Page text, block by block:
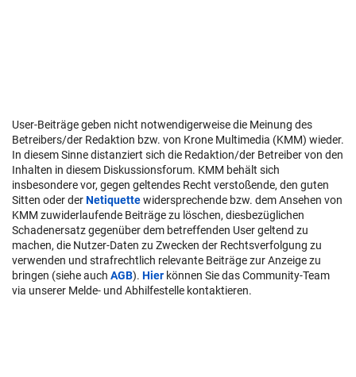
User-Beiträge geben nicht notwendigerweise die Meinung des
Betreibers/der Redaktion bzw. von Krone Multimedia (KMM) wieder.
In diesem Sinne distanziert sich die Redaktion/der Betreiber von den
Inhalten in diesem Diskussionsforum. KMM behält sich
insbesondere vor, gegen geltendes Recht verstoßende, den guten
Sitten oder derNetiquettewidersprechende bzw. dem Ansehen von
KMM zuwiderlaufende Beiträge zu löschen, diesbezüglichen
Schadenersatz gegenüber dem betreffenden User geltend zu
machen, die Nutzer-Daten zu Zwecken der Rechtsverfolgung zu
verwenden und strafrechtlich relevante Beiträge zur Anzeige zu
bringen (siehe auch AGB). Hier können Sie das Community-Team
via unserer Melde- und Abhilfestelle kontaktieren.